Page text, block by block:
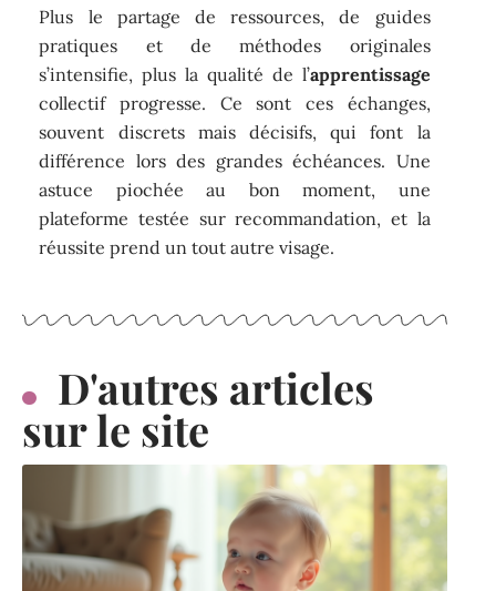
Plus le partage de ressources, de guides
pratiques et de méthodes originales
s’intensifie, plus la qualité de l’apprentissage
collectif progresse. Ce sont ces échanges,
souvent discrets mais décisifs, qui font la
différence lors des grandes échéances. Une
astuce piochée au bon moment, une
plateforme testée sur recommandation, et la
réussite prend un tout autre visage.
D'autres articles
sur le site